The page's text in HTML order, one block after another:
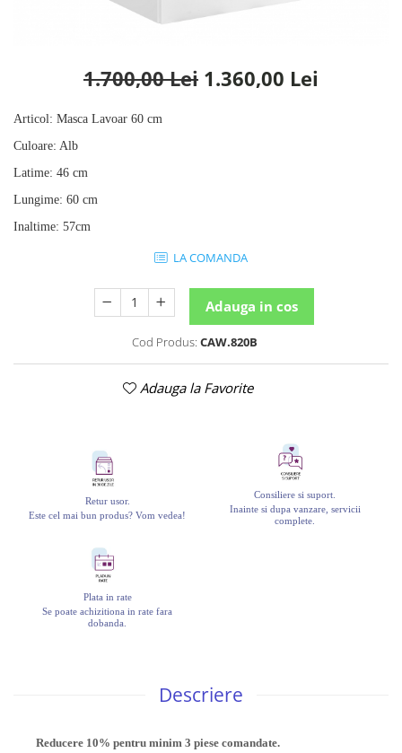
1.700,00 Lei 1.360,00 Lei
Articol: Masca Lavoar 60 cm
Culoare: Alb
Latime: 46 cm
Lungime: 60 cm
Inaltime: 57cm
LA COMANDA
Adauga in cos
Cod Produs: CAW.820B
Adauga la Favorite
Retur usor.
Este cel mai bun produs? Vom vedea!
Consiliere si suport.
Inainte si dupa vanzare, servicii
complete.
Plata in rate
Se poate achizitiona in rate fara
dobanda.
Descriere
Reducere 10% pentru minim 3 piese comandate.